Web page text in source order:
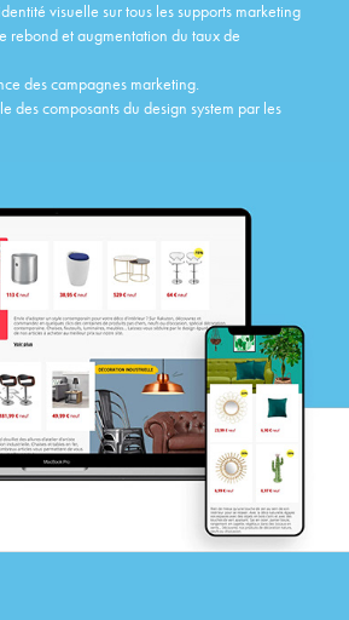
visuelle sur tous les supports marketing
rebond et augmentation du taux de
des campagnes marketing.
des composants du design system par les